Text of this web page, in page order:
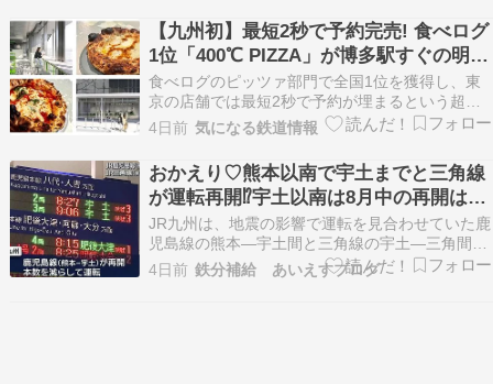
二さん。肩書きが「門司鉄道管理局長」となって
いますから、１９６８年（昭和４３年）～１９７
２年（昭和…
【九州初】最短2秒で予約完売! 食べログ
1位「400℃ PIZZA」が博多駅すぐの明治
公園に8/7オープン。もつ鍋風など限定メ
ニューも
食べログのピッツァ部門で全国1位を獲得し、東
京の店舗では最短2秒で予約が埋まるという超人
気店「400℃ PIZZA(ヨンヒャクド ピザ)」がつい
に九州初上陸を果たします! 2026年8月7日(金)、
博多駅前に新しく開園す
4日前 気になる鉄道情報
おかえり♡熊本以南で宇土までと三角線
が運転再開⁉宇土以南は8月中の再開は絶
望的⁉
JR九州は、地震の影響で運転を見合わせていた鹿
児島線の熊本―宇土間と三角線の宇土―三角間の
運転を再開しました。一方、設備被害が大きい鹿
児島線の宇土―八代間は運休が続いており、8月
4日前 鉄分補給 あいえすブログ